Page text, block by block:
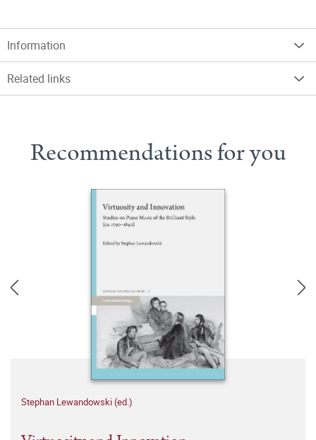
Information
Related links
Recommendations for you
Stephan Lewandowski (ed.)